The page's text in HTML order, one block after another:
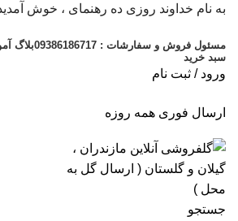
به نام خداوند روزی ده رهنمای ، خوش
مسئول فروش و سفارشات : 09386186717 بلاگ
سبد خرید
ورود / ثبت نام
ارسال فوری همه روزه
جستجو